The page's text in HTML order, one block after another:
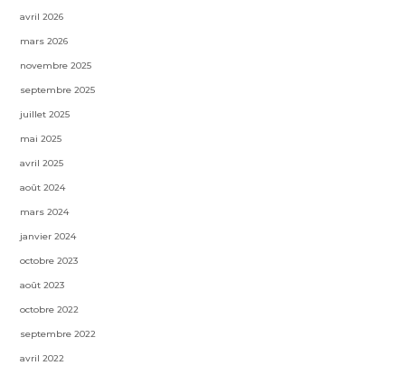
avril 2026
mars 2026
novembre 2025
septembre 2025
juillet 2025
mai 2025
avril 2025
août 2024
mars 2024
janvier 2024
octobre 2023
août 2023
octobre 2022
septembre 2022
avril 2022